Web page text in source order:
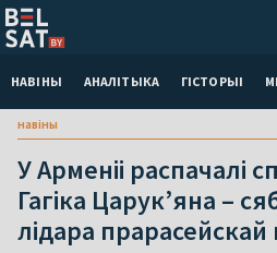
НАВІНЫ АНАЛІТЫКА ГІСТОРЫІ
навіны
У Арменіі распачалі
Гагіка Царук’яна –
лідара прарасейскай